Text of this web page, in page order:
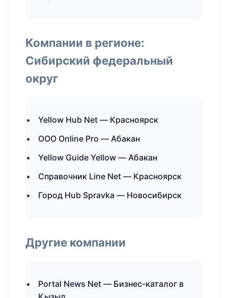
Компании в регионе:
Сибирский федеральный
округ
Yellow Hub Net — Красноярск
ООО Online Pro — Абакан
Yellow Guide Yellow — Абакан
Справочник Line Net — Красноярск
Город Hub Spravka — Новосибирск
Другие компании
Portal News Net — Бизнес-каталог в